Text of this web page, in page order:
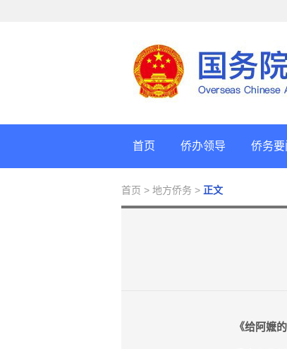
首页 侨办领导 侨务要
首页 > 地方侨务 > 正文
《给阿嬷